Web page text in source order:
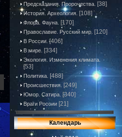
Предсказания. Пророчества. [38]
История. Археология. [108]
Флора. Фауна. [170]
Православие. Русский мир. [120]
В России. [406]
В мире. [334]
Экология. Изменения климата.
[53]
Политика. [488]
Происшествия. [249]
Юмор. Сатира. [340]
Враги России [21]
Календарь